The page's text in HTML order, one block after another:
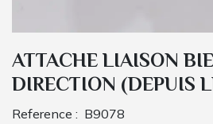
ATTACHE LIAISON
DIRECTION (DEPUIS
Reference : B9078